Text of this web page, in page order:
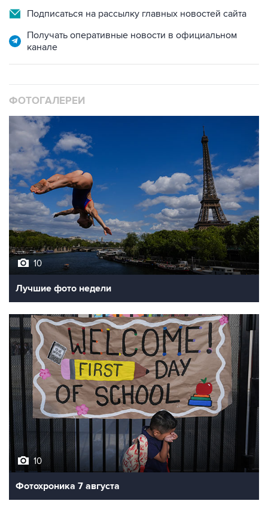
Подписаться на рассылку главных новостей сайта
Получать оперативные новости в официальном
канале
ФОТОГАЛЕРЕИ
10
Лучшие фото недели
10
Фотохроника 7 августа